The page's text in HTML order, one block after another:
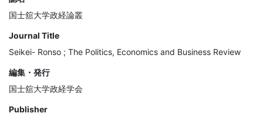
国士舘大学政経論叢
Journal Title
Seikei- Ronso ; The Politics, Economics and Business Review
編集・発行
国士舘大学政経学会
Publisher